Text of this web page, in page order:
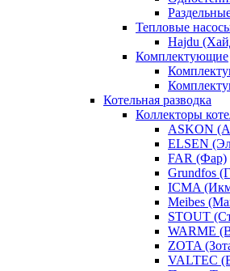
Тепловые
Hajdu
Комплектующие
Котельная разводка
Коллекторы
ASKON
ELSEN
FAR (Фар)
Grundfos
ICMA
Meibes
STOUT
WARME
ZOTA
VALTEC